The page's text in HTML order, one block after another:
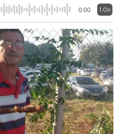
0:00 1.0x